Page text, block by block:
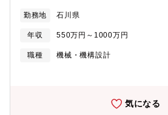
おり、大手自動車メーカーとのプロジェ
ジションでは、1機種を一貫して担当いた
おり、構想設計から詳細設計、立ち上げ
わっていただきます。また、製造は外部
込む役割も担っていただきます。現在は
応も見据え、装置開発のさらなる高度化
務内容】■機械加工装置（旋盤、フライス
勤務地 石川県
年収 550万円～1000万円
職種
機械・機構設計
気になる